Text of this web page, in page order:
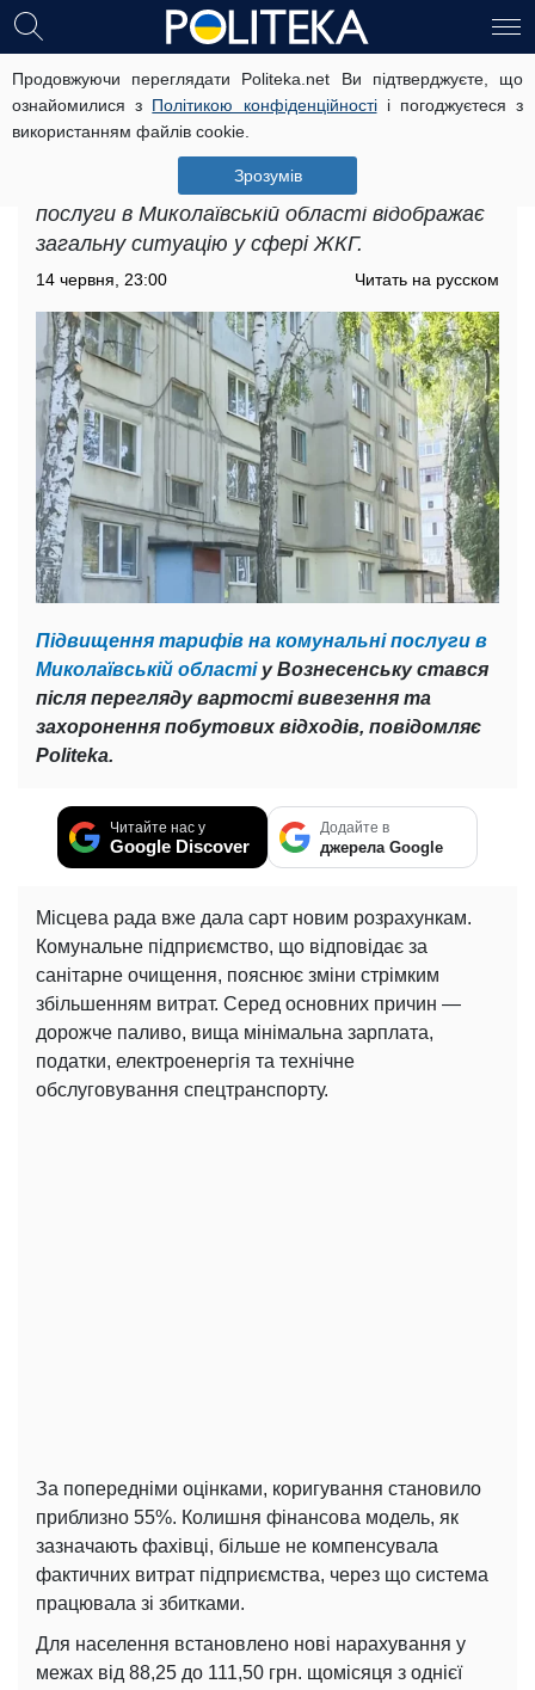
Продовжуючи переглядати Politeka.net Ви підтверджуєте, що
ознайомилися з Політикою конфіденційностіі погоджуєтеся з
використанням файлів cookie.
Зрозумів
Підвищення тарифів на комунальні
послуги в Миколаївській області:
про які зміни було оголошено
Водночас підвищення тарифів на комунальні
послуги в Миколаївській області відображає
загальну ситуацію у сфері ЖКГ.
14 червня, 23:00 Читать на русском
Підвищення тарифів на комунальні послуги в
Миколаївській областіу Вознесенську стався
після перегляду вартості вивезення та
захоронення побутових відходів, повідомляє
Politeka.
Читайте нас у
Google Discover
Додайте в
джерела Google
Місцева рада вже дала сарт новим розрахункам.
Комунальне підприємство, що відповідає за
санітарне очищення, пояснює зміни стрімким
збільшенням витрат. Серед основних причин —
дорожче паливо, вища мінімальна зарплата,
податки, електроенергія та технічне
обслуговування спецтранспорту.
За попередніми оцінками, коригування становило
приблизно 55%. Колишня фінансова модель, як
зазначають фахівці, більше не компенсувала
фактичних витрат підприємства, через що система
працювала зі збитками.
Для населення встановлено нові нарахування у
межах від 88,25 до 111,50 грн. щомісяця з однієї